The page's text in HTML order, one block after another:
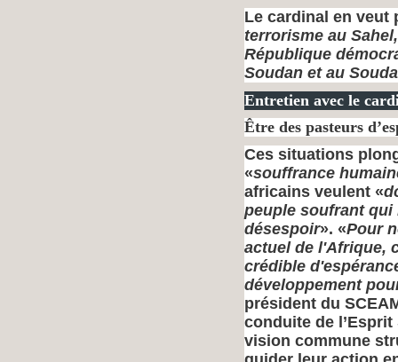
Le cardinal en veut
terrorisme au
République
Soudan et au
Entretien avec le
Être des pasteurs
Ces situations
«souffrance
africains veulent «
peuple soufrant qui
désespoir». «Pour
actuel de l'Afrique,
crédible
développement
président du
conduite de
vision commune